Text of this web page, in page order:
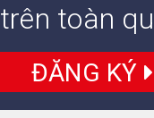
trên toàn
ĐĂNG KÝ